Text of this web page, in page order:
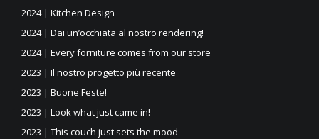
2024 | Kitchen Design
2024 | Dai un’occhiata al nostro rendering!
2024 | Every forniture comes from our store
2023 | Il nostro progetto più recente
2023 | Buone Feste!
2023 | Look what just came in!
2023 | This couch just sets the mood